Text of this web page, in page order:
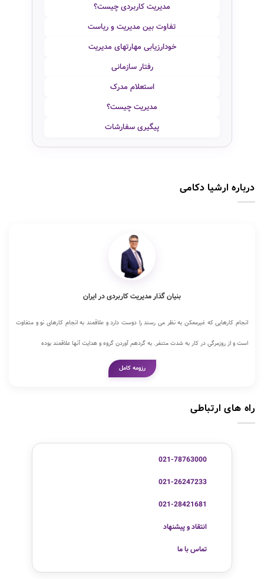
مدیریت کاربردی چیست؟
تفاوت بین مدیریت و ریاست
خودارزیابی مهارتهای مدیریت
رفتار سازمانی
استعلام مدرک
مدیریت چیست؟
پیگیری سفارشات
درباره ارشیا دکامی
بنیان گذار مدیریت کاربردی در ایران
انجام کارهایی که غیرممکن به نظر می رسند را دوست دارد و علاقمند به انجام کارهای نو و متفاوت
است و از روزمرگی در کار به شدت متنفر. به گردهم آوردن گروه و هدایت آنها علاقمند بوده
رزومه کامل
راه های ارتباطی
021-78763000
021-26247233
021-28421681
انتقاد و پیشنهاد
تماس با ما